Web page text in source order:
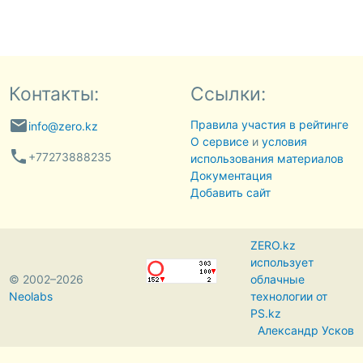
Контакты:
emailinfo@zero.kz
phone +77273888235
Ссылки:
Правила участия в рейтинге
О сервисеи условия
использования материалов
Документация
Добавить сайт
© 2002–2026
Neolabs
ZERO.kz
использует
облачные
технологии от
PS.kz
Александр Усков